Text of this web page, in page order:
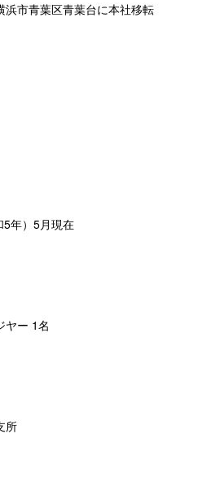
市青葉区青葉台に本社移転
年）5月現在
ヤー 1名
所